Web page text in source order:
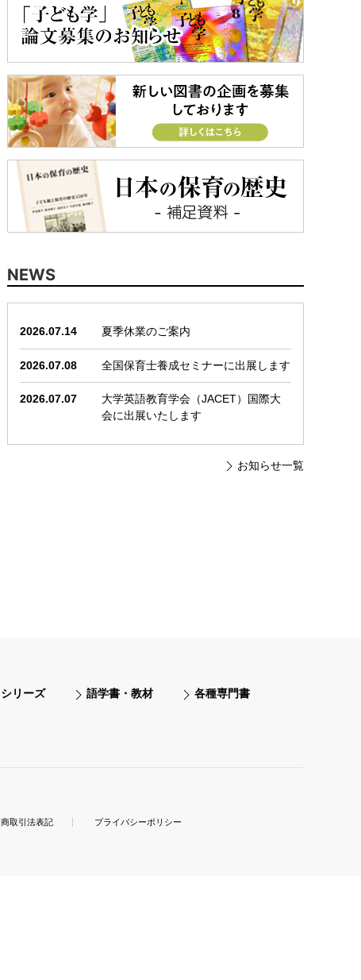
NEWS
2026.07.14 夏季休業のご案内
2026.07.08 全国保育士養成セミナーに出展します
2026.07.07
大学英語教育学会（JACET）国際大
会に出展いたします
お知らせ一覧
リーズ 語学書・教材
各種専門書
取引法表記 プライバシーポリシー